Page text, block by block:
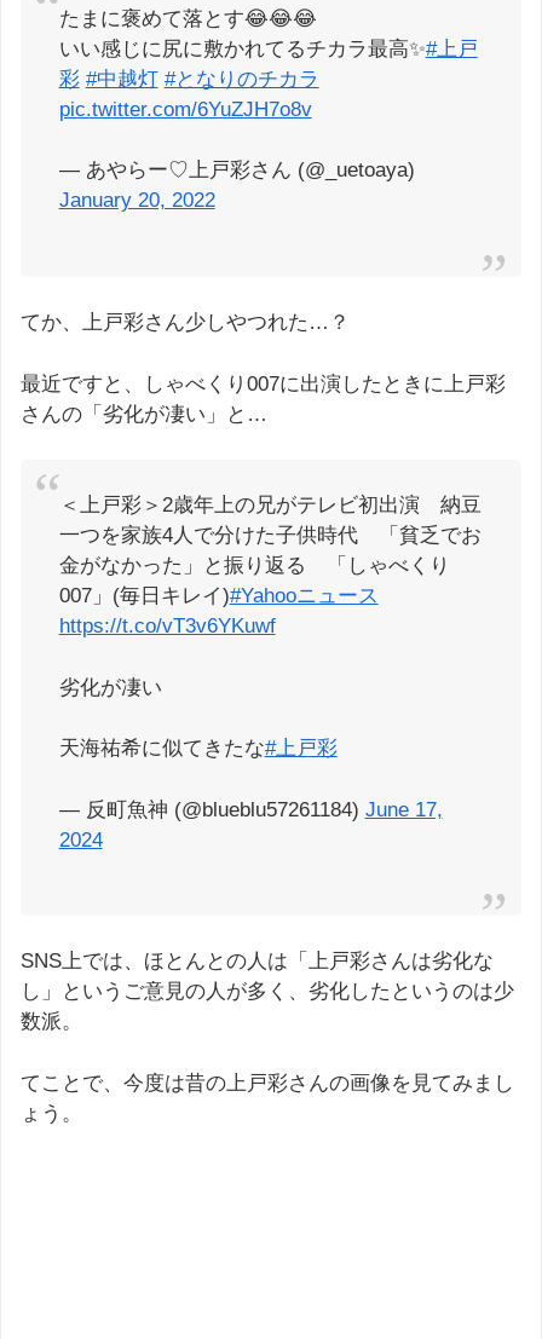
たまに褒めて落とす😂😂😂
いい感じに尻に敷かれてるチカラ最高✨#上戸
彩 #中越灯 #となりのチカラ
pic.twitter.com/6YuZJH7o8v
— あやらー♡上戸彩さん (@_uetoaya)
January 20, 2022
てか、上戸彩さん少しやつれた…？
最近ですと、しゃべくり007に出演したときに上戸彩
さんの「劣化が凄い」と…
＜上戸彩＞2歳年上の兄がテレビ初出演 納豆
一つを家族4人で分けた子供時代 「貧乏でお
金がなかった」と振り返る 「しゃべくり
007」(毎日キレイ)#Yahooニュース
https://t.co/vT3v6YKuwf
劣化が凄い
天海祐希に似てきたな#上戸彩
— 反町魚神 (@blueblu57261184) June 17,
2024
SNS上では、ほとんとの人は「上戸彩さんは劣化な
し」というご意見の人が多く、劣化したというのは少
数派。
てことで、今度は昔の上戸彩さんの画像を見てみまし
ょう。